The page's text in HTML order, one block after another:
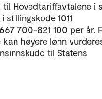
til Hovedtariffavtalene i
1011
700-821 100 per år.
høyere lønn
til Statens